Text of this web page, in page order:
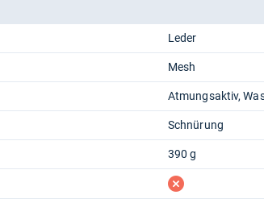
Leder
Mesh
Atmungsaktiv
Schnürung
390 g
fehlt